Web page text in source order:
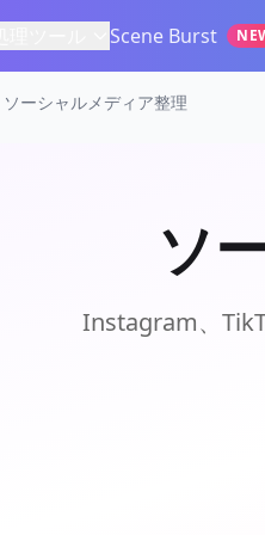
Scene Burst
ソーシャルメディア整理
ソ
Instagram、